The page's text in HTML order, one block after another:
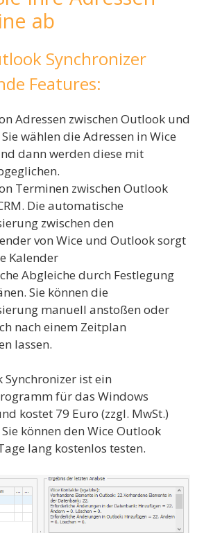
ab
Synchronizer
Features:
Adressen zwischen Outlook und
Sie wählen die Adressen in Wice
dann werden diese mit
Terminen zwischen Outlook
Die automatische
zwischen den
von Wice und Outlook sorgt
Kalender
Abgleiche durch Festlegung
Sie können die
manuell anstoßen oder
nach einem Zeitplan
lassen.
Synchronizer ist ein
für das Windows
kostet 79 Euro (zzgl. MwSt.)
können den Wice Outlook
lang kostenlos testen.